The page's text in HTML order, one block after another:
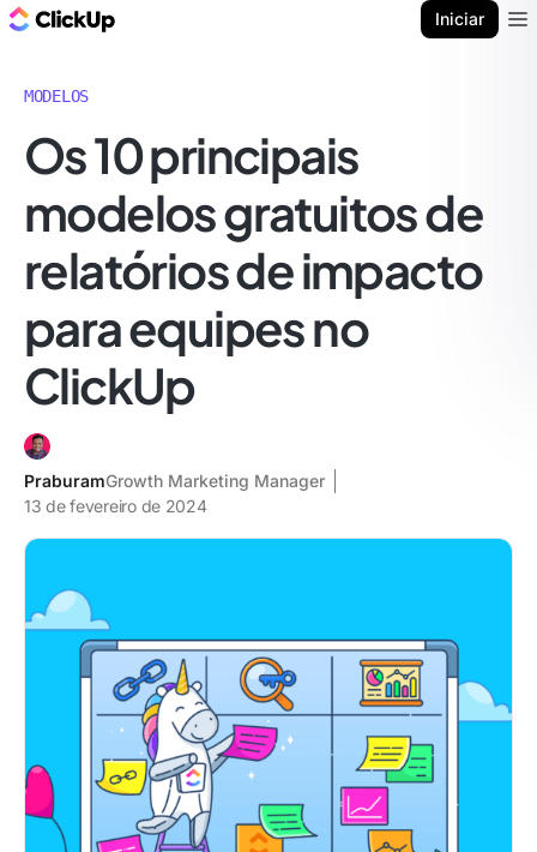
Iniciar
MODELOS
Os 10 principais
modelos gratuitos de
relatórios de impacto
para equipes no
ClickUp
PraburamGrowth Marketing Manager
13 de fevereiro de 2024